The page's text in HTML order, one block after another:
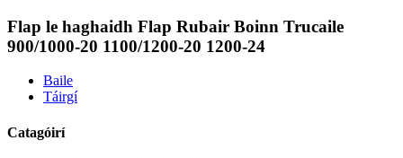
Flap le haghaidh Flap Rubair Boinn Trucaile
900/1000-20 1100/1200-20 1200-24
Baile
Táirgí
Catagóirí